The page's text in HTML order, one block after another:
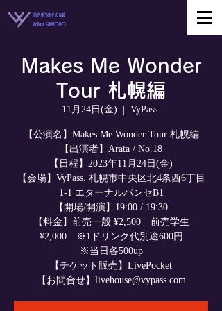
LIVE HOUSE & BAR
VyPass. SAPPORO
Makes Me Wonder
Tour 札幌編
11月24日(金) VyPass.
【公演名】Makes Me Wonder Tour 札幌編
【出演者】Arata / No.18
【日程】2023年11月24日(金)
【会場】VyPass. 札幌市中央区北4条西6丁目
1-1 エターナルパンセB1
【開場/開演】19:00 / 19:30
【料金】前売一般 ¥2,500 前売学生
¥2,000 ※1ドリンク代別途600円
※当日各500up
【チケット販売】LivePocket
【お問合せ】livehouse@vypass.com